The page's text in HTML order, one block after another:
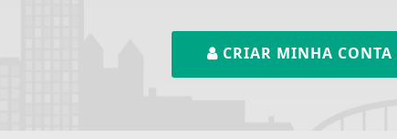
CRIAR MINHA CONTA